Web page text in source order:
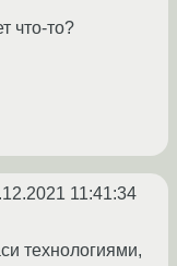
что-то?
11:41:34
технологиями,